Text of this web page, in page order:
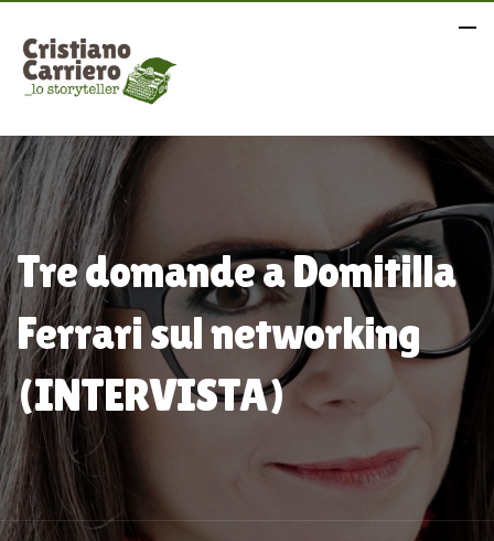
Tre domande a Domitilla
Ferrari sul networking
(INTERVISTA)